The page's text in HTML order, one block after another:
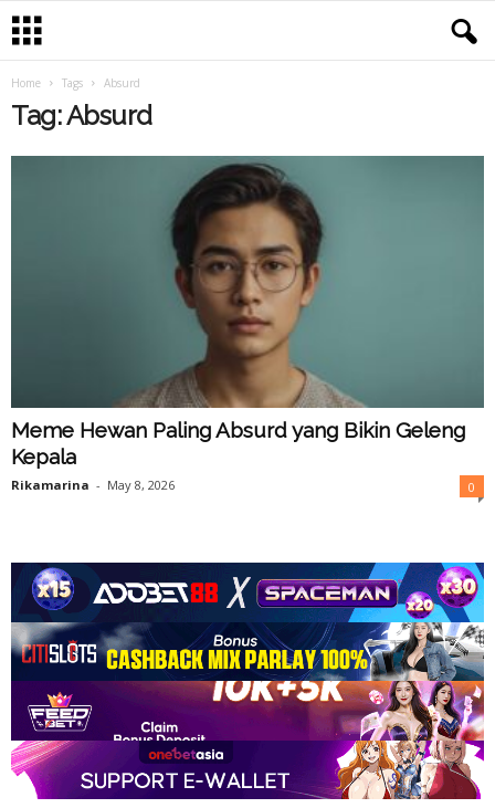
Home Tags Absurd
Tag: Absurd
Meme Hewan Paling Absurd yang Bikin Geleng
Kepala
Rikamarina - May 8, 2026 0